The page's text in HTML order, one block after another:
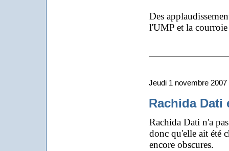
Des
l'UMP et la
Jeudi 1 novembre 2007
Rachida Dati
Rachida Dati n'a
donc qu'elle ait été
encore obscures.